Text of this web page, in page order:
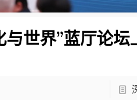
世界”蓝厅论坛